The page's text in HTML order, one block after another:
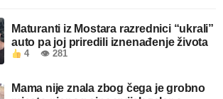
Maturanti iz Mostara razrednici “ukrali”
auto pa joj priredili iznenađenje života
4 👁 281
Mama nije znala zbog čega je grobno